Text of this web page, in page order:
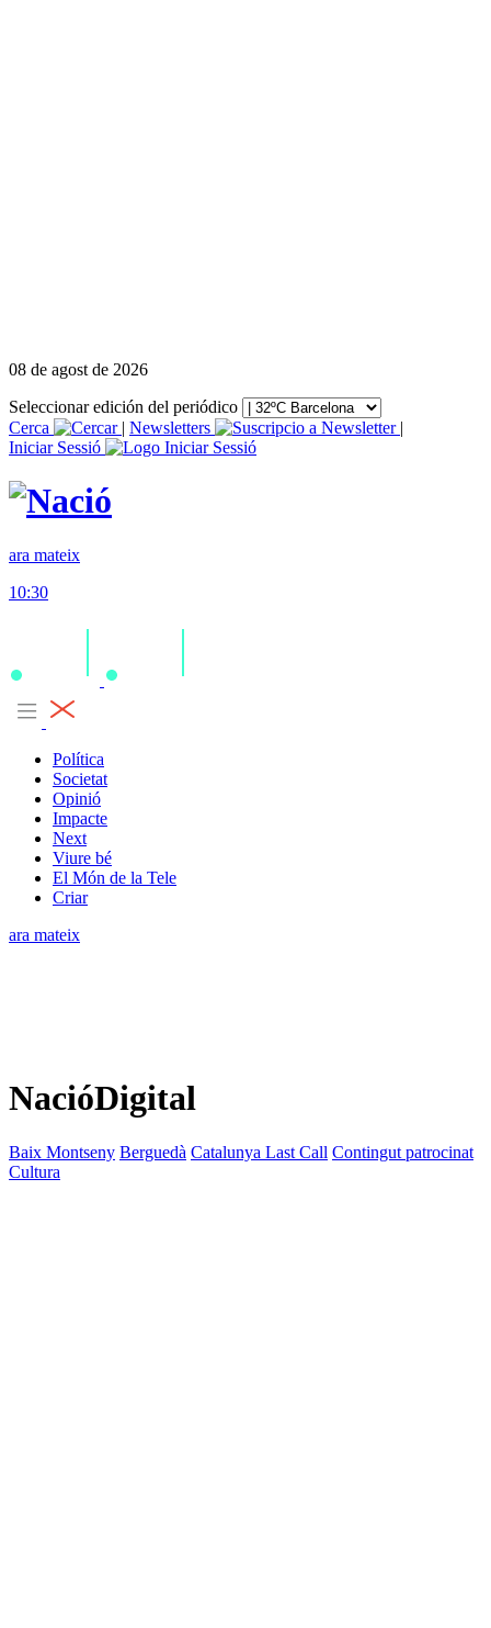
08 de agost de 2026
Seleccionar edición del periódico
Cerca
| Newsletters
|
Iniciar Sessió
ara mateix
10:30
Política
Societat
Opinió
Impacte
Next
Viure bé
El Món de la Tele
Criar
ara mateix
NacióDigital
Baix Montseny Berguedà Catalunya Last Call Contingut patrocinat
Cultura